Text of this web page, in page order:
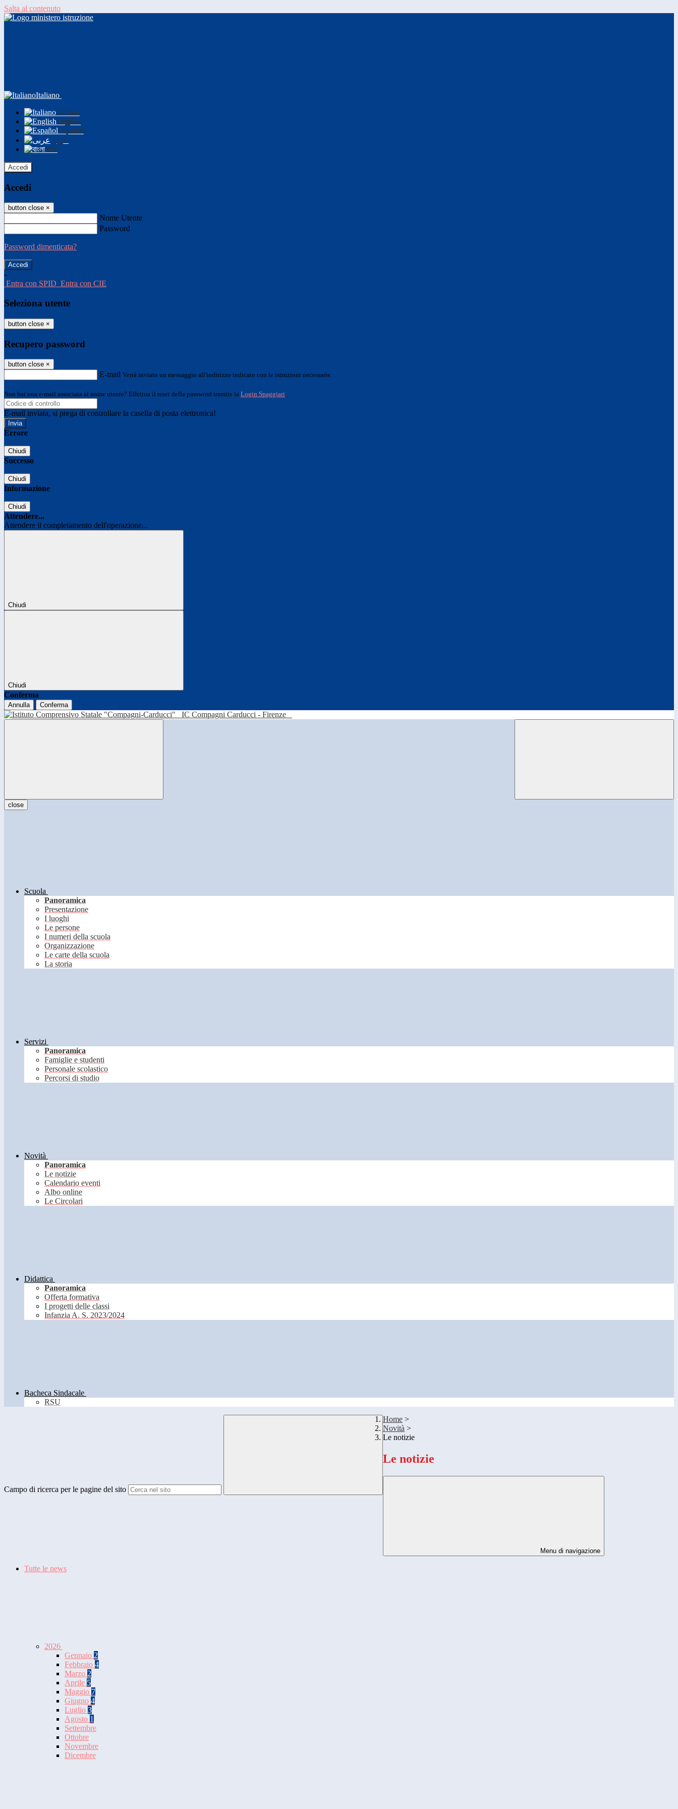
Salta al contenuto
Italiano
Italiano
English
Español
عربى
বাংলা
Accedi
Accedi
button close ×
Nome Utente
Password
Password dimenticata?
-
Entra con SPID Entra con CIE
Seleziona utente
button close ×
Recupero password
button close ×
E-mail Verrà inviato un messaggio all'indirizzo indicato con le istruzioni necessarie.
Non hai una e-mail associata al nome utente? Effettua il reset della password tramite la Login Spaggiari
E-mail inviata, si prega di controllare la casella di posta elettronica!
Errore
Chiudi
Successo
Chiudi
Informazione
Chiudi
Attendere...
Attendere il completamento dell'operazione...
Chiudi
Chiudi
Conferma
Annulla Conferma
IC Compagni Carducci - Firenze
close
Scuola
Panoramica
Presentazione
I luoghi
Le persone
I numeri della scuola
Organizzazione
Le carte della scuola
La storia
Servizi
Panoramica
Famiglie e studenti
Personale scolastico
Percorsi di studio
Novità
Panoramica
Le notizie
Calendario eventi
Albo online
Le Circolari
Didattica
Panoramica
Offerta formativa
I progetti delle classi
Infanzia A. S. 2023/2024
Bacheca Sindacale
RSU
Campo di ricerca per le pagine del sito
Home >
Novità >
Le notizie
Le notizie
Menu di navigazione
Tutte le news
2026
Gennaio 2
Febbraio 4
Marzo 2
Aprile 5
Maggio 7
Giugno 4
Luglio 3
Agosto 1
Settembre
Ottobre
Novembre
Dicembre